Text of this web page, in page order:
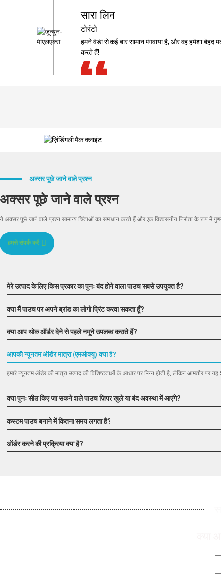
टीएएच दोहचोर
तकनीकी प्रबंधक
अमेरिका
प्रारंभिक परामर्श से लेकर विशिष्ट उद्योगों में अनुप्रयोग
गोल्डनलेजर केवल एक मशीन नहीं, बल्कि व्यापक लेजर
HUSSEIN OSMAN ASHRA
यूके
XINDINGLI PACK की मैं पुरजोर अनुशंसा करता हूँ, वे
सारा लिन
टोरंटो
हमने वेंडी से कई बार सामान मंगवाया है, और वह हमेशा
करते हैं!
ओलिवर स्मिथ
रूस
विवियन हमेशा से बहुत मददगार रही हैं, और उनकी पेशेवर
राफ़ाल नोवाक
इटली
कई बार सहयोग करने के बाद, हम XINDINGLI PACK की
जॉन मिलर
ऑस्ट्रेलिया
ईव की बारीकियों पर ध्यान देने की क्षमता और डिज़ाइन में
अक्सर पूछे जाने वाले प्रश्न
अक्सर पूछे जाने वाले प्रश्न
ये अक्सर पूछे जाने वाले प्रश्न सामान्य चिंताओं का समाधान करते हैं और एक विश्वसनीय निर्माता के रूप में
हमसे संपर्क करें
मेरे उत्पाद के लिए किस प्रकार का पुनः बंद होने वाला पाउच सबसे उपयुक्त है?
क्या मैं पाउच पर अपने ब्रांड का लोगो प्रिंट करवा सकता हूँ?
क्या आप थोक ऑर्डर देने से पहले नमूने उपलब्ध कराते हैं?
आपकी न्यूनतम ऑर्डर मात्रा (एमओक्यू) क्या है?
हमारे न्यूनतम ऑर्डर की मात्रा उत्पाद की विशिष्टताओं के आधार पर भिन्न होती है, लेकिन आमतौर पर
क्या पुनः सील किए जा सकने वाले पाउच ज़िपर खुले या बंद अवस्था में आएंगे?
कस्टम पाउच बनाने में कितना समय लगता है?
ऑर्डर करने की प्रक्रिया क्या है?